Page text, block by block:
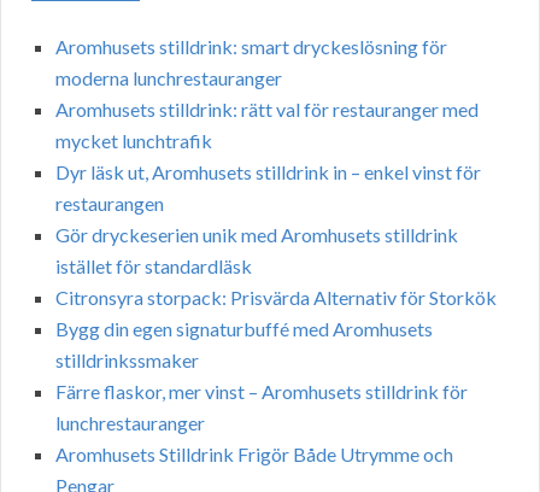
Aromhusets stilldrink: smart dryckeslösning för
moderna lunchrestauranger
Aromhusets stilldrink: rätt val för restauranger med
mycket lunchtrafik
Dyr läsk ut, Aromhusets stilldrink in – enkel vinst för
restaurangen
Gör dryckeserien unik med Aromhusets stilldrink
istället för standardläsk
Citronsyra storpack: Prisvärda Alternativ för Storkök
Bygg din egen signaturbuffé med Aromhusets
stilldrinkssmaker
Färre flaskor, mer vinst – Aromhusets stilldrink för
lunchrestauranger
Aromhusets Stilldrink Frigör Både Utrymme och
Pengar